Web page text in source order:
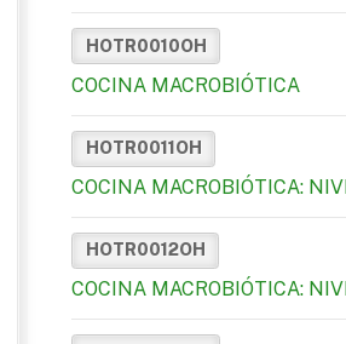
HOTR0010OH
COCINA MACROBIÓTICA
HOTR0011OH
COCINA MACROBIÓTICA:
HOTR0012OH
COCINA MACROBIÓTICA: